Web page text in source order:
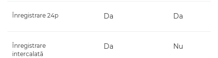
Înregistrare 24p Da Da
Înregistrare
intercalată
Da Nu